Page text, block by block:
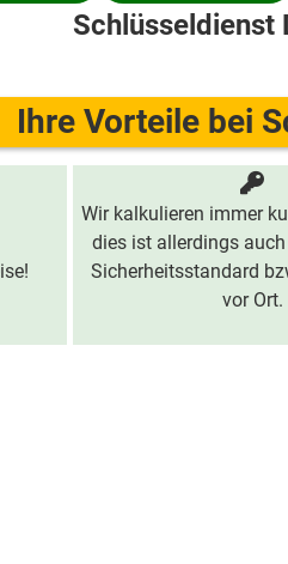
Schlüsseldienst
Ihre Vorteile bei
Wir kalkulieren immer
dies ist allerdings
Sicherheitsstandard
vor Ort.